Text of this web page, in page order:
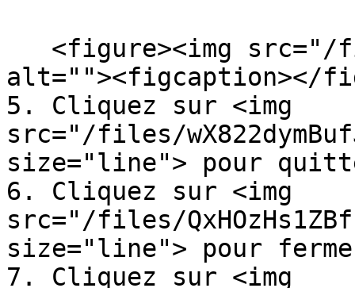
alt=""><figcaption></
5. Cliquez sur <img
src="/files/
size="line"> pour
6. Cliquez sur <img
src="/files/
size="line"> pour
7. Cliquez sur <img